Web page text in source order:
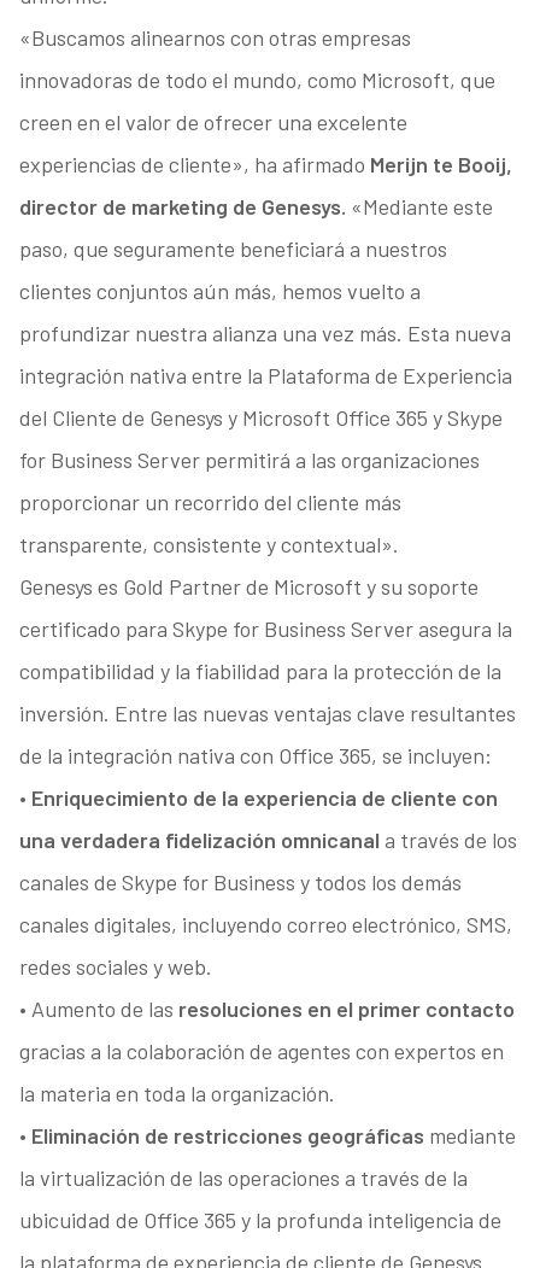
«Buscamos alinearnos con otras empresas
innovadoras de todo el mundo, como Microsoft, que
creen en el valor de ofrecer una excelente
experiencias de cliente», ha afirmado Merijn te Booij,
director de marketing de Genesys. «Mediante este
paso, que seguramente beneficiará a nuestros
clientes conjuntos aún más, hemos vuelto a
profundizar nuestra alianza una vez más. Esta nueva
integración nativa entre la Plataforma de Experiencia
del Cliente de Genesys y Microsoft Office 365 y Skype
for Business Server permitirá a las organizaciones
proporcionar un recorrido del cliente más
transparente, consistente y contextual».
Genesys es Gold Partner de Microsoft y su soporte
certificado para Skype for Business Server asegura la
compatibilidad y la fiabilidad para la protección de la
inversión. Entre las nuevas ventajas clave resultantes
de la integración nativa con Office 365, se incluyen:
• Enriquecimiento de la experiencia de cliente con
una verdadera fidelización omnicanal a través de los
canales de Skype for Business y todos los demás
canales digitales, incluyendo correo electrónico, SMS,
redes sociales y web.
• Aumento de las resoluciones en el primer contacto
gracias a la colaboración de agentes con expertos en
la materia en toda la organización.
• Eliminación de restricciones geográficas mediante
la virtualización de las operaciones a través de la
ubicuidad de Office 365 y la profunda inteligencia de
la plataforma de experiencia de cliente de Genesys.